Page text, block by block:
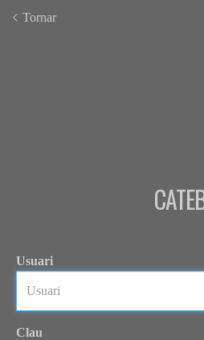
Tornar
Usuari
Clau